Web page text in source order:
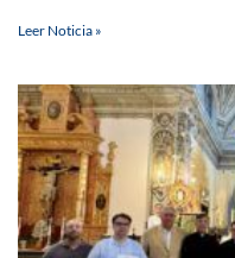
Leer Noticia »